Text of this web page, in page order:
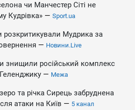
чи Манчестер Сіті не
Кудрівка» — Sport.ua
розкритикували Мудрика за
— Новини.Live
знищили російський комплекс
— Межа
та річка Сирець забруднена
атаки на Київ — 5 канал